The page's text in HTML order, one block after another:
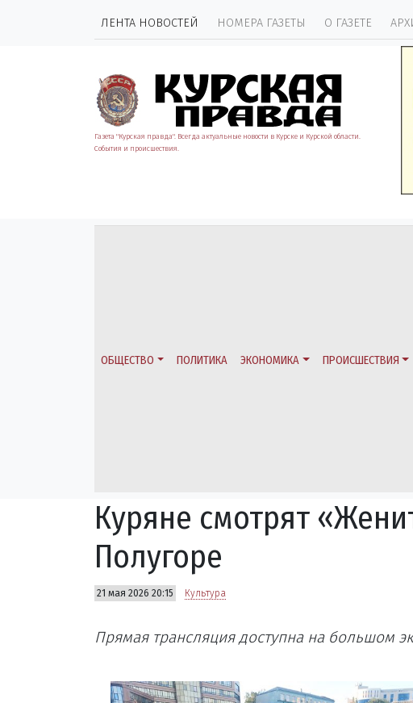
ЛЕНТА НОВОСТЕЙ НОМЕРА ГАЗЕТЫ О ГАЗЕТЕ
Газета "Курская правда". Всегда актуальные новости в Курске и Курской области.
События и происшествия.
ОБЩЕСТВО ПОЛИТИКА ЭКОНОМИКА ПРОИСШЕСТВИЯ
Куряне смотрят
Полугоре
21 мая 2026 20:15 Культура
Прямая трансляция доступна на большом